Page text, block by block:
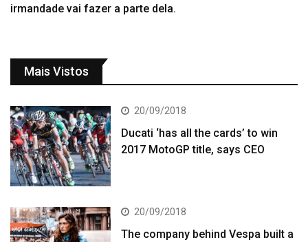
irmandade vai fazer a parte dela.
Mais Vistos
20/09/2018
Ducati ‘has all the cards’ to win
2017 MotoGP title, says CEO
20/09/2018
The company behind Vespa built a